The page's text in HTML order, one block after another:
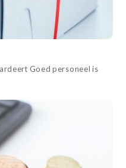
Goed personeel is